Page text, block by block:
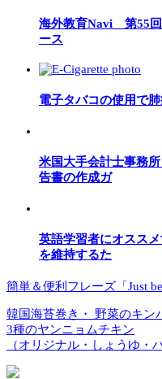
海外教育Navi 第55回
ース
電子タバコの使用で
米国大手会計士事務
告書の作成ガ
英語学習者にオスス
を維持するた
簡単＆便利フレーズ「Just
韓国海苔巻き・ 野菜のキン
3種のヤンニョムチキン
（オリジナル・しょうゆ・